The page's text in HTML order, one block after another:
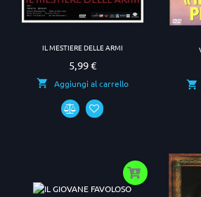
IL MESTIERE DELLE ARMI
Prezzo
5,99 €
Aggiungi al carrello